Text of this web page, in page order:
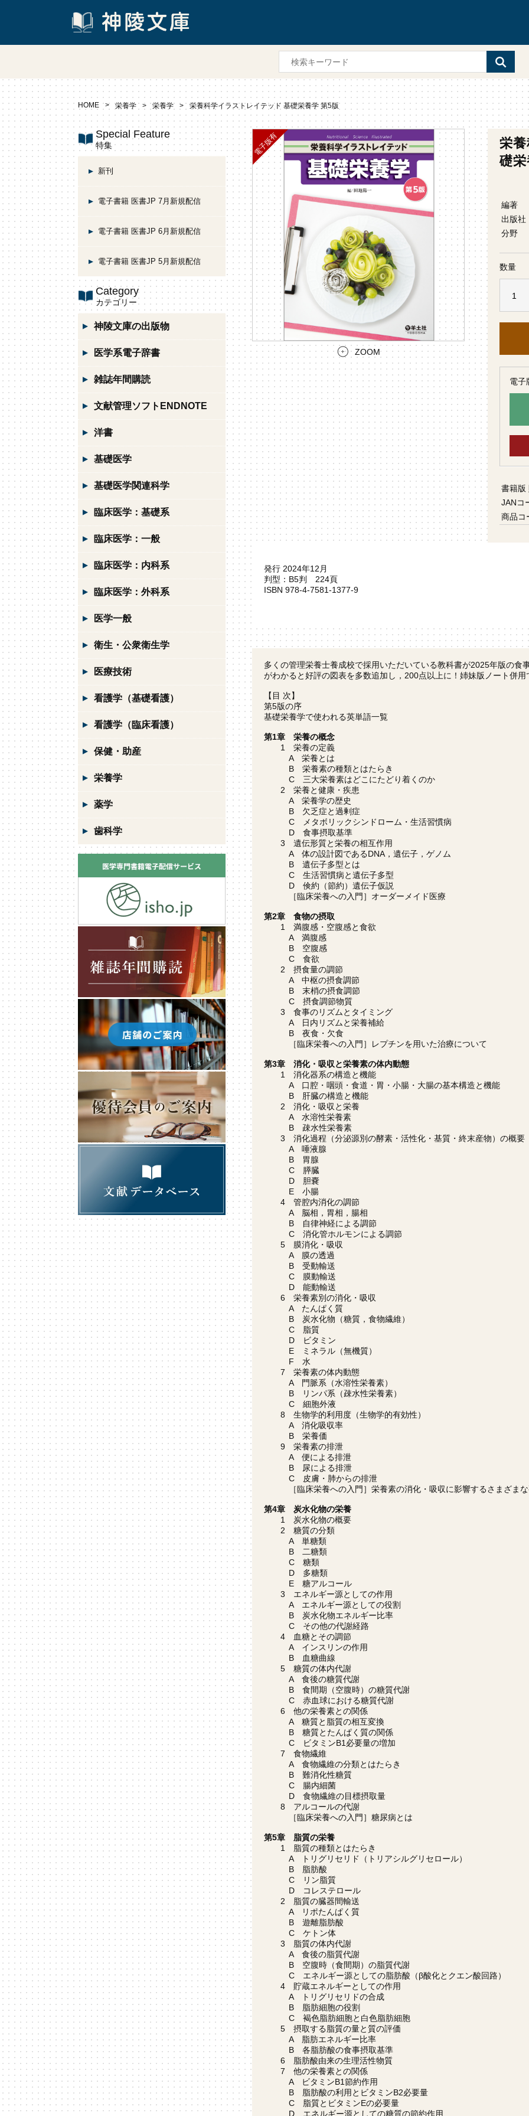
HOME 栄養学 栄養学 栄養科学イラストレイテッド 基礎栄養学 第5版
ZOOM
栄
礎
編著
出版社
分野
数量
電子
書籍版
JANコ
商品コ
発行 2024年12月
判型：B5判 224頁
ISBN 978-4-7581-1377-9
多くの管理栄養士養成校で採用いただいている教科書が2025年版の食
がわかると好評の図表を多数追加し，200点以上に！姉妹版ノート併
【目 次】
第5版の序
基礎栄養学で使われる英単語一覧
第1章 栄養の概念
1 栄養の定義
A 栄養とは
B 栄養素の種類とはたらき
C 三大栄養素はどこにたどり着くのか
2 栄養と健康・疾患
A 栄養学の歴史
B 欠乏症と過剰症
C メタボリックシンドローム・生活習慣病
D 食事摂取基準
3 遺伝形質と栄養の相互作用
A 体の設計図であるDNA，遺伝子，ゲノム
B 遺伝子多型とは
C 生活習慣病と遺伝子多型
D 倹約（節約）遺伝子仮説
［臨床栄養への入門］オーダーメイド医療
第2章 食物の摂取
1 満腹感・空腹感と食欲
A 満腹感
B 空腹感
C 食欲
2 摂食量の調節
A 中枢の摂食調節
B 末梢の摂食調節
C 摂食調節物質
3 食事のリズムとタイミング
A 日内リズムと栄養補給
B 夜食・欠食
［臨床栄養への入門］レプチンを用いた治療について
第3章 消化・吸収と栄養素の体内動態
1 消化器系の構造と機能
A 口腔・咽頭・食道・胃・小腸・大腸の基本構造と機能
B 肝臓の構造と機能
2 消化・吸収と栄養
A 水溶性栄養素
B 疎水性栄養素
3 消化過程（分泌源別の酵素・活性化・基質・終末産物）の概要
A 唾液腺
B 胃腺
C 膵臓
D 胆嚢
E 小腸
4 管腔内消化の調節
A 脳相，胃相，腸相
B 自律神経による調節
C 消化管ホルモンによる調節
5 膜消化・吸収
A 膜の透過
B 受動輸送
C 膜動輸送
D 能動輸送
6 栄養素別の消化・吸収
A たんぱく質
B 炭水化物（糖質，食物繊維）
C 脂質
D ビタミン
E ミネラル（無機質）
F 水
7 栄養素の体内動態
A 門脈系（水溶性栄養素）
B リンパ系（疎水性栄養素）
C 細胞外液
8 生物学的利用度（生物学的有効性）
A 消化吸収率
B 栄養価
9 栄養素の排泄
A 便による排泄
B 尿による排泄
C 皮膚・肺からの排泄
［臨床栄養への入門］栄養素の消化・吸収に影響するさまざまな
第4章 炭水化物の栄養
1 炭水化物の概要
2 糖質の分類
A 単糖類
B 二糖類
C 糖類
D 多糖類
E 糖アルコール
3 エネルギー源としての作用
A エネルギー源としての役割
B 炭水化物エネルギー比率
C その他の代謝経路
4 血糖とその調節
A インスリンの作用
B 血糖曲線
5 糖質の体内代謝
A 食後の糖質代謝
B 食間期（空腹時）の糖質代謝
C 赤血球における糖質代謝
6 他の栄養素との関係
A 糖質と脂質の相互変換
B 糖質とたんぱく質の関係
C ビタミンB1必要量の増加
7 食物繊維
A 食物繊維の分類とはたらき
B 難消化性糖質
C 腸内細菌
D 食物繊維の目標摂取量
8 アルコールの代謝
［臨床栄養への入門］糖尿病とは
第5章 脂質の栄養
1 脂質の種類とはたらき
A トリグリセリド（トリアシルグリセロール）
B 脂肪酸
C リン脂質
D コレステロール
2 脂質の臓器間輸送
A リポたんぱく質
B 遊離脂肪酸
C ケトン体
3 脂質の体内代謝
A 食後の脂質代謝
B 空腹時（食間期）の脂質代謝
C エネルギー源としての脂肪酸（β酸化とクエン酸回路）
4 貯蔵エネルギーとしての作用
A トリグリセリドの合成
B 脂肪細胞の役割
C 褐色脂肪細胞と白色脂肪細胞
5 摂取する脂質の量と質の評価
A 脂肪エネルギー比率
B 各脂肪酸の食事摂取基準
6 脂肪酸由来の生理活性物質
7 他の栄養素との関係
A ビタミンB1節約作用
B 脂肪酸の利用とビタミンB2必要量
C 脂質とビタミンEの必要量
D エネルギー源としての糖質の節約作用
Special Feature
特集
新刊
電子書籍 医書JP 7月新規配信
電子書籍 医書JP 6月新規配信
電子書籍 医書JP 5月新規配信
Category
カテゴリー
神陵文庫の出版物
医学系電子辞書
雑誌年間購読
文献管理ソフトENDNOTE
洋書
基礎医学
基礎医学関連科学
臨床医学：基礎系
臨床医学：一般
臨床医学：内科系
臨床医学：外科系
医学一般
衛生・公衆衛生学
医療技術
看護学（基礎看護）
看護学（臨床看護）
保健・助産
栄養学
薬学
歯科学